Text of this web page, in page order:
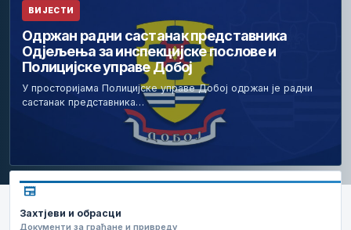
ВИЈЕСТИ
Одржан радни састанак представника
Одјељења за инспекцијске послове и
Полицијске управе Добој
У просторијама Полицијске управе Добој одржан је радни
састанак представника…
newspaper
Захтјеви и обрасци
Документи за грађане и привреду